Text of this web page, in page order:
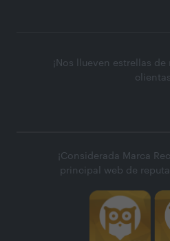
¡Nos llueven estrellas
¡Considerada Marca
principal web de